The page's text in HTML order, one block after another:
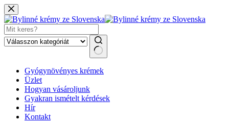
Skip
to
content
results Gyógynövényes krémek
Üzlet
Hogyan vásároljunk
Gyakran ismételt kérdések
Hír
Kontakt